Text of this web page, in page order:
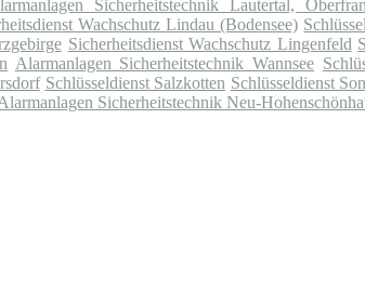
Sicherheitstechnik Lautertal,
Wachschutz Lindau (Bodensee)
Sicherheitsdienst Wachschutz Lingenfeld
Alarmanlagen Sicherheitstechnik Wannsee
Schlüsseldienst Salzkotten Schlüsseldienst
Sicherheitstechnik Neu-